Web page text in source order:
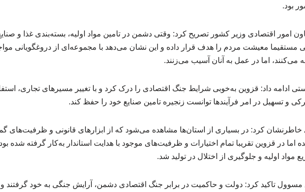
بود.
امور اقتصادی وزیر کشور تصریح کرد: وقتی دشمن در تامین مواد اولیه، بسته‌بندی غذا و
مستقیما معیشت مردم را هدف قرار داده و این نشان می‌دهد با مجموعه‌ای از دروغگویانی
می‌کنند، اما در عمل به آنان آسیب می‌زنند.
ادامه داد: قزوین به‌خوبی شرایط جنگ اقتصادی را درک کرد و با تغییر مسیرهای تجاری،
و تسهیل در امر فرآیندها توانست زنجیره تامین صنایع خود را حفظ کند.
کرد: در بسیاری از استان‌ها مشاهده می‌شود که از ابزارهای قانونی و ظرفیت‌های
اما در قزوین تقریبا تمام اختیارات و ظرفیت‌های موجود با هدایت استاندار به‌کار گرفته شده
مواد اولیه و جلوگیری از اختلال در تولید شد.
مسوول تاکید کرد: دولت و حاکمیت در برابر جنگ اقتصادی دشمن، آرایش جنگی به خود گرفتند و